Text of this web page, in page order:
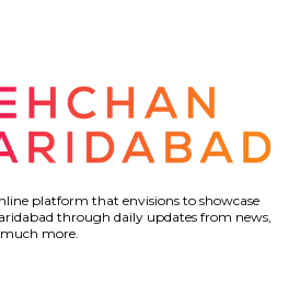
platform that envisions to showcase
through daily updates from news,
more.